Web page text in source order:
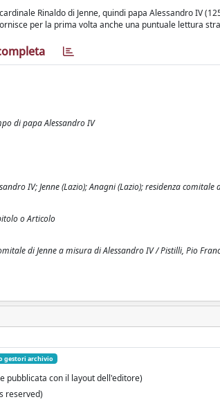
Rinaldo di Jenne, quindi papa Alessandro IV
per la prima volta anche una puntuale lettura
di papa Alessandro IV
IV; Jenne (Lazio); Anagni (Lazio); residenza comitale
o Articolo
di Jenne a misura di Alessandro IV / Pistilli, Pio
gestori archivio
pubblicata con il layout dell'editore)
reserved)